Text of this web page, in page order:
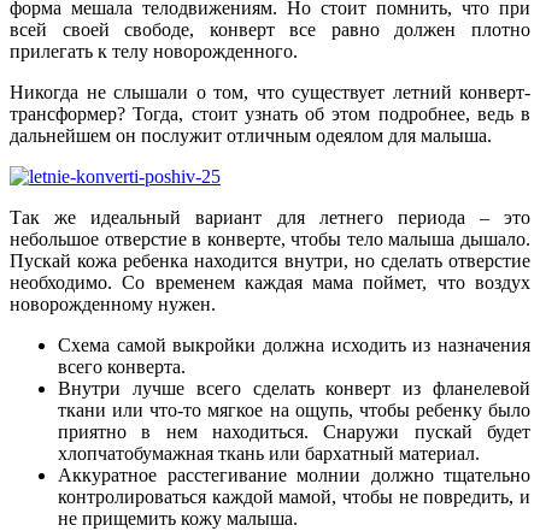
форма мешала телодвижениям. Но стоит помнить, что при
всей своей свободе, конверт все равно должен плотно
прилегать к телу новорожденного.
Никогда не слышали о том, что существует летний конверт-
трансформер? Тогда, стоит узнать об этом подробнее, ведь в
дальнейшем он послужит отличным одеялом для малыша.
Так же идеальный вариант для летнего периода – это
небольшое отверстие в конверте, чтобы тело малыша дышало.
Пускай кожа ребенка находится внутри, но сделать отверстие
необходимо. Со временем каждая мама поймет, что воздух
новорожденному нужен.
Схема самой выкройки должна исходить из назначения
всего конверта.
Внутри лучше всего сделать конверт из фланелевой
ткани или что-то мягкое на ощупь, чтобы ребенку было
приятно в нем находиться. Снаружи пускай будет
хлопчатобумажная ткань или бархатный материал.
Аккуратное расстегивание молнии должно тщательно
контролироваться каждой мамой, чтобы не повредить, и
не прищемить кожу малыша.